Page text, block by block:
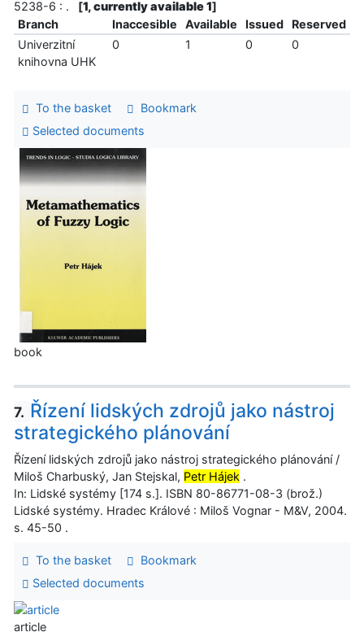
5238-6 : . [1, currently available 1]
Branch
Inaccesible Available Issued
Reserved
Univerzitní
knihovna UHK
0 1 0 0
To the basket
Bookmark
Selected documents
book
7. Řízení lidských zdrojů jako nástroj
strategického plánování
Řízení lidských zdrojů jako nástroj strategického plánování /
Miloš Charbuský, Jan Stejskal, Petr Hájek .
In: Lidské systémy [174 s.]. ISBN 80-86771-08-3 (brož.)
Lidské systémy. Hradec Králové : Miloš Vognar - M&V, 2004.
s. 45-50 .
To the basket
Bookmark
Selected documents
article